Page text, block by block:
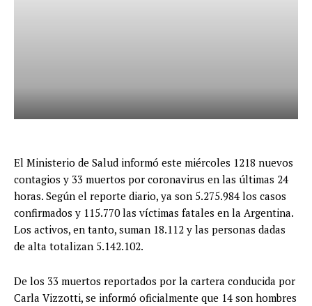
El Ministerio de Salud informó este miércoles 1218 nuevos
contagios y 33 muertos por coronavirus en las últimas 24
horas. Según el reporte diario, ya son 5.275.984 los casos
confirmados y 115.770 las víctimas fatales en la Argentina.
Los activos, en tanto, suman 18.112 y las personas dadas
de alta totalizan 5.142.102.
De los 33 muertos reportados por la cartera conducida por
Carla Vizzotti, se informó oficialmente que 14 son hombres